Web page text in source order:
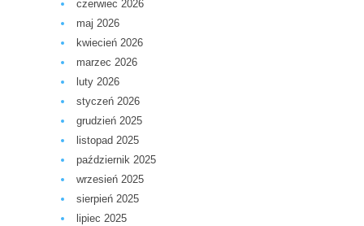
czerwiec 2026
maj 2026
kwiecień 2026
marzec 2026
luty 2026
styczeń 2026
grudzień 2025
listopad 2025
październik 2025
wrzesień 2025
sierpień 2025
lipiec 2025